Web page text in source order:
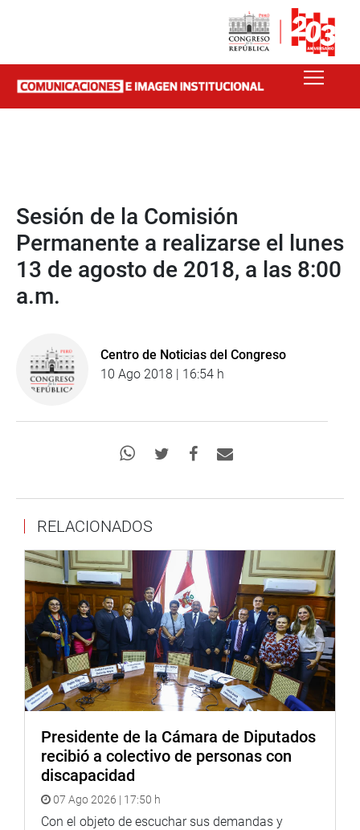
Sesión de la Comisión
Permanente a realizarse el lunes
13 de agosto de 2018, a las 8:00
a.m.
Centro de Noticias del Congreso
10 Ago 2018 | 16:54 h
RELACIONADOS
Presidente de la Cámara de Diputados
recibió a colectivo de personas con
discapacidad
07 Ago 2026 | 17:50 h
Con el objeto de escuchar sus demandas y